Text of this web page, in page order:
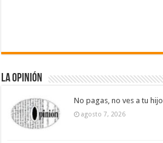
La Opinión
No pagas, no ves a tu hijo
agosto 7, 2026